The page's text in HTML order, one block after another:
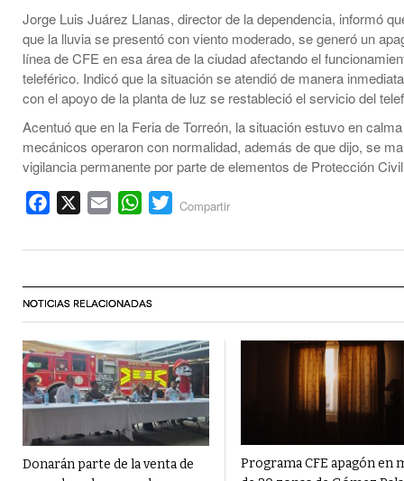
Jorge Luis Juárez Llanas, director de la dependencia, informó
que la lluvia se presentó con viento moderado, se generó un
línea de CFE en esa área de la ciudad afectando el
teleférico. Indicó que la situación se atendió de manera
con el apoyo de la planta de luz se restableció el servicio del
Acentuó que en la Feria de Torreón, la situación estuvo en
mecánicos operaron con normalidad, además de que dijo, se
vigilancia permanente por parte de elementos de Protección
Facebook Email WhatsApp
Twitter
Compartir
NOTICIAS RELACIONADAS
Donarán parte de la venta de
Programa CFE apagón en